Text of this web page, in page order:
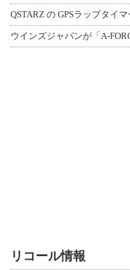
QSTARZ の GPSラップタイ
ウインズジャパンが「A-
リコール情報